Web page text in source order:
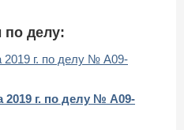
по делу:
2019 г. по делу № А09-
2019 г. по делу № А09-